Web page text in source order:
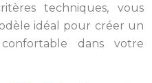
techniques, vous
idéal pour créer un
dans votre